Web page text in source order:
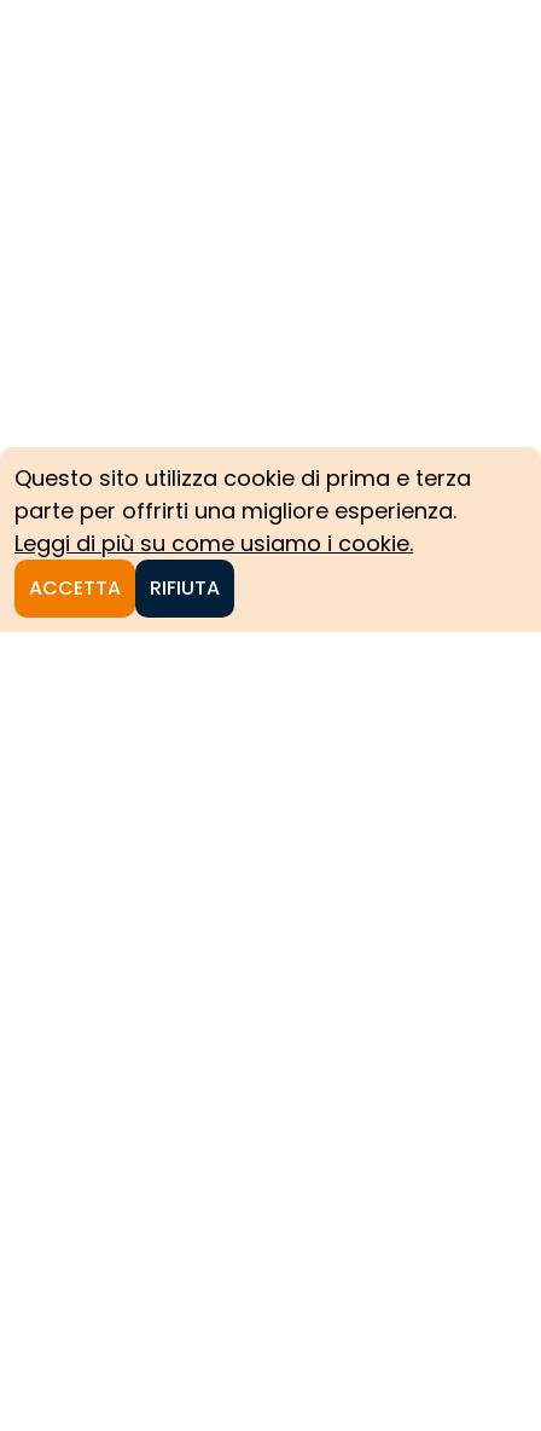
Questo sito utilizza cookie di prima e terza
parte per offrirti una migliore esperienza.
Leggi di più su come usiamo i cookie.
ACCETTA RIFIUTA